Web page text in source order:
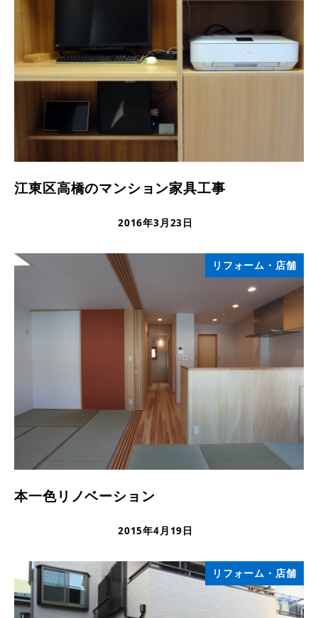
江東区高橋のマンション家具工事
更新日
2016年3月23日
リフォーム・店舗
本一色リノベーション
更新日
2015年4月19日
リフォーム・店舗